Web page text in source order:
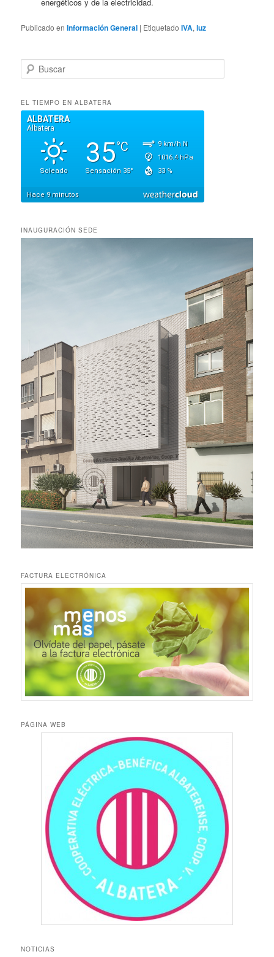
energéticos y de la electricidad.
Publicado en Información General | Etiquetado IVA,luz
u
c
a
EL TIEMPO EN ALBATERA
INAUGURACIÓN SEDE
FACTURA ELECTRÓNICA
PÁGINA WEB
NOTICIAS